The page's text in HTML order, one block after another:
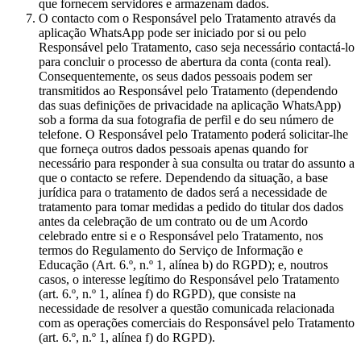
que fornecem servidores e armazenam dados.
O contacto com o Responsável pelo Tratamento através da
aplicação WhatsApp pode ser iniciado por si ou pelo
Responsável pelo Tratamento, caso seja necessário contactá-lo
para concluir o processo de abertura da conta (conta real).
Consequentemente, os seus dados pessoais podem ser
transmitidos ao Responsável pelo Tratamento (dependendo
das suas definições de privacidade na aplicação WhatsApp)
sob a forma da sua fotografia de perfil e do seu número de
telefone. O Responsável pelo Tratamento poderá solicitar-lhe
que forneça outros dados pessoais apenas quando for
necessário para responder à sua consulta ou tratar do assunto a
que o contacto se refere. Dependendo da situação, a base
jurídica para o tratamento de dados será a necessidade de
tratamento para tomar medidas a pedido do titular dos dados
antes da celebração de um contrato ou de um Acordo
celebrado entre si e o Responsável pelo Tratamento, nos
termos do Regulamento do Serviço de Informação e
Educação (Art. 6.º, n.º 1, alínea b) do RGPD); e, noutros
casos, o interesse legítimo do Responsável pelo Tratamento
(art. 6.º, n.º 1, alínea f) do RGPD), que consiste na
necessidade de resolver a questão comunicada relacionada
com as operações comerciais do Responsável pelo Tratamento
(art. 6.º, n.º 1, alínea f) do RGPD).